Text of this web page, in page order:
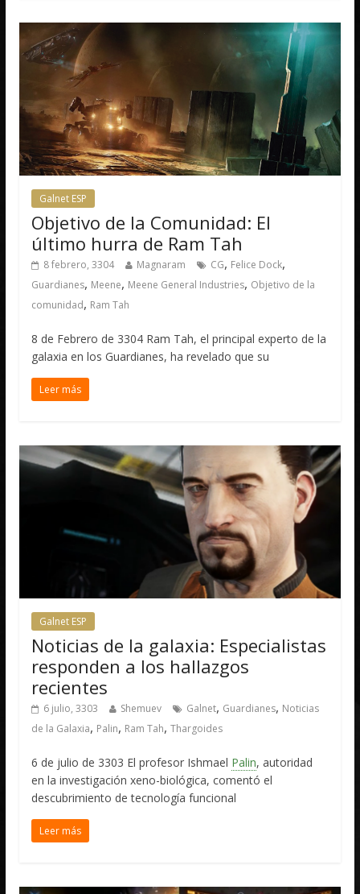
Galnet ESP
Objetivo de la Comunidad: El
último hurra de Ram Tah
8 febrero, 3304 Magnaram CG, Felice Dock,
Guardianes, Meene, Meene General Industries, Objetivo de la
comunidad, Ram Tah
8 de Febrero de 3304 Ram Tah, el principal experto de la
galaxia en los Guardianes, ha revelado que su
Leer más
Galnet ESP
Noticias de la galaxia: Especialistas
responden a los hallazgos
recientes
6 julio, 3303 Shemuev Galnet, Guardianes, Noticias
de la Galaxia, Palin, Ram Tah,Thargoides
6 de julio de 3303 El profesor Ishmael Palin, autoridad
en la investigación xeno-biológica, comentó el
descubrimiento de tecnología funcional
Leer más